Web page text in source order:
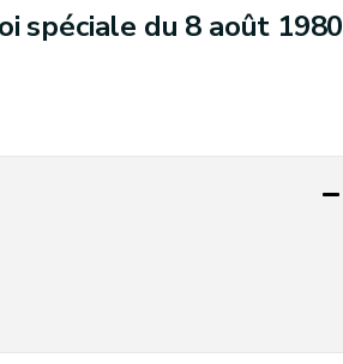
spéciale du 8 août 1980